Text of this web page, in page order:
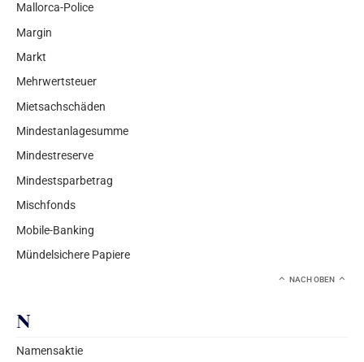
Mallorca-Police
Margin
Markt
Mehrwertsteuer
Mietsachschäden
Mindestanlagesumme
Mindestreserve
Mindestsparbetrag
Mischfonds
Mobile-Banking
Mündelsichere Papiere
NACH OBEN
N
Namensaktie